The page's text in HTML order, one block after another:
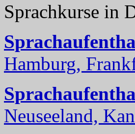
Sprachkurse in
Hamburg,
Neuseeland,